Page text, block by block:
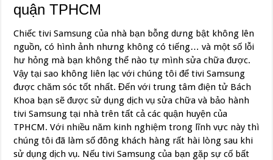
quận TPHCM
Chiếc tivi Samsung của nhà bạn bỗng dưng bật không lên
nguồn, có hình ảnh nhưng không có tiếng… và một số lỗi
hư hỏng mà bạn không thể nào tự mình sửa chữa được.
Vậy tại sao không liên lạc với chúng tôi để tivi Samsung
được chăm sóc tốt nhất. Đến với trung tâm điện tử Bách
Khoa bạn sẽ được sử dụng dịch vụ sửa chữa và bảo hành
tivi Samsung tại nhà trên tất cả các quận huyện của
TPHCM. Với nhiều năm kinh nghiệm trong lĩnh vực này thì
chúng tôi đã làm số đông khách hàng rất hài lòng sau khi
sử dụng dịch vụ. Nếu tivi Samsung của bạn gặp sự cố bất